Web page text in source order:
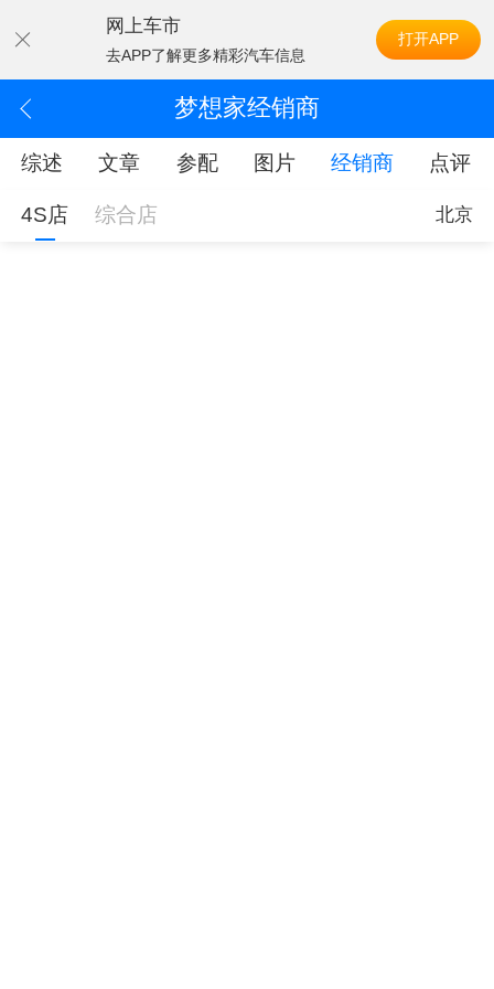
网上车市
去APP了解更多精彩汽车信息
打开APP
梦想家经销商
综述 文章 参配 图片 经销商 点评
4S店 综合店 北京